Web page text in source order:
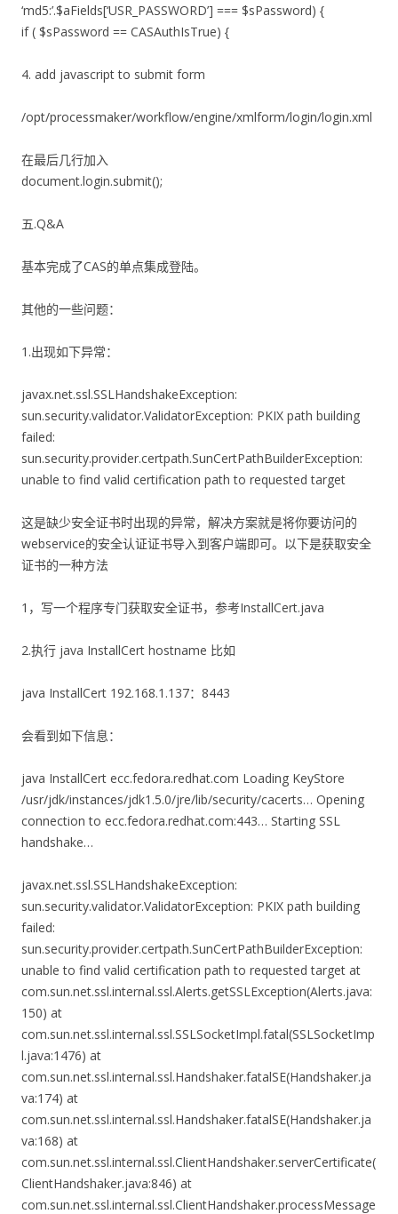
‘md5:’.$aFields[‘USR_PASSWORD’] === $sPassword) {
if ( $sPassword == CASAuthIsTrue) {
4. add javascript to submit form
/opt/processmaker/workflow/engine/xmlform/login/login.xml
在最后几行加入
document.login.submit();
五.Q&A
基本完成了CAS的单点集成登陆。
其他的一些问题：
1.出现如下异常：
javax.net.ssl.SSLHandshakeException:
sun.security.validator.ValidatorException: PKIX path building
failed:
sun.security.provider.certpath.SunCertPathBuilderException:
unable to find valid certification path to requested target
这是缺少安全证书时出现的异常，解决方案就是将你要访问的
webservice的安全认证证书导入到客户端即可。以下是获取安全
证书的一种方法
1，写一个程序专门获取安全证书，参考InstallCert.java
2.执行 java InstallCert hostname 比如
java InstallCert 192.168.1.137：8443
会看到如下信息：
java InstallCert ecc.fedora.redhat.com Loading KeyStore
/usr/jdk/instances/jdk1.5.0/jre/lib/security/cacerts… Opening
connection to ecc.fedora.redhat.com:443… Starting SSL
handshake…
javax.net.ssl.SSLHandshakeException:
sun.security.validator.ValidatorException: PKIX path building
failed:
sun.security.provider.certpath.SunCertPathBuilderException:
unable to find valid certification path to requested target at
com.sun.net.ssl.internal.ssl.Alerts.getSSLException(Alerts.java:
150) at
com.sun.net.ssl.internal.ssl.SSLSocketImpl.fatal(SSLSocketImp
l.java:1476) at
com.sun.net.ssl.internal.ssl.Handshaker.fatalSE(Handshaker.ja
va:174) at
com.sun.net.ssl.internal.ssl.Handshaker.fatalSE(Handshaker.ja
va:168) at
com.sun.net.ssl.internal.ssl.ClientHandshaker.serverCertificate(
ClientHandshaker.java:846) at
com.sun.net.ssl.internal.ssl.ClientHandshaker.processMessage